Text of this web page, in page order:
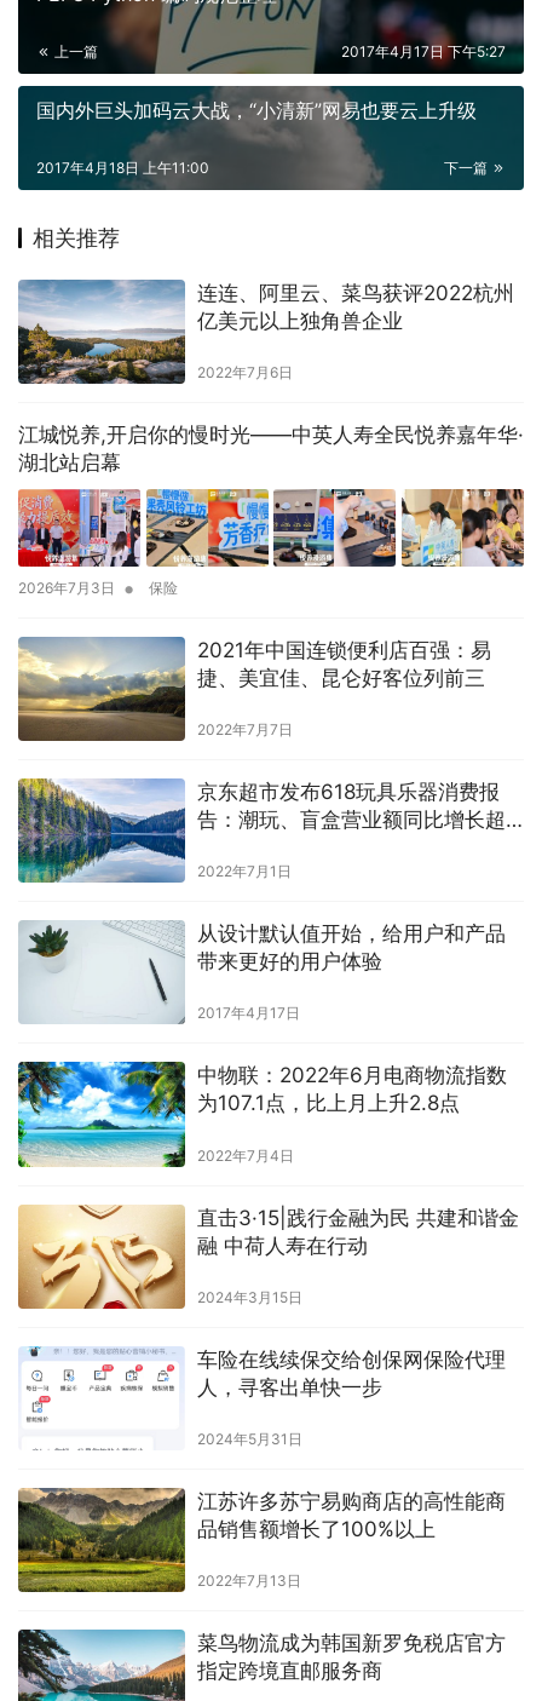
上一篇 2017年4月17日 下午5:27
国内外巨头加码云大战，“小清新”网易也要云上升级
下一篇
2017年4月18日 上午11:00
相关推荐
连连、阿里云、菜鸟获评2022杭州
亿美元以上独角兽企业
2022年7月6日
江城悦养,开启你的慢时光——中英人寿全民悦养嘉年华·
湖北站启幕
2026年7月3日 • 保险
2021年中国连锁便利店百强：易
捷、美宜佳、昆仑好客位列前三
2022年7月7日
京东超市发布618玩具乐器消费报
告：潮玩、盲盒营业额同比增长超
2022年7月1日
从设计默认值开始，给用户和产品
带来更好的用户体验
2017年4月17日
中物联：2022年6月电商物流指数
为107.1点，比上月上升2.8点
2022年7月4日
直击3·15|践行金融为民 共建和谐金
融 中荷人寿在行动
2024年3月15日
车险在线续保交给创保网保险代理
人，寻客出单快一步
2024年5月31日
江苏许多苏宁易购商店的高性能商
品销售额增长了100%以上
2022年7月13日
菜鸟物流成为韩国新罗免税店官方
指定跨境直邮服务商